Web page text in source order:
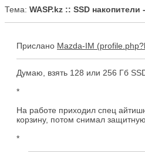
Тема: WASP.kz :: SSD
Прислано Mazda-IM
Думаю, взять 128 или 256 Гб
*
На работе приходил спец
корзину, потом снимал
*